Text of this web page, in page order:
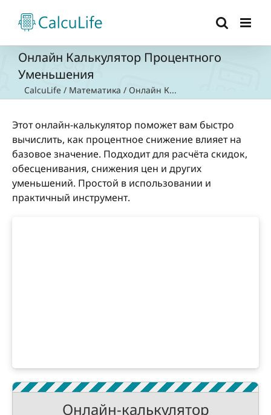
content
Онлайн Калькулятор Процентного
Уменьшения
CalcuLife / Математика / Онлайн К...
Этот онлайн-калькулятор поможет вам быстро
вычислить, как процентное снижение влияет на
базовое значение. Подходит для расчёта скидок,
обесценивания, снижения цен и других
уменьшений. Простой в использовании и
практичный инструмент.
Онлайн-калькулятор